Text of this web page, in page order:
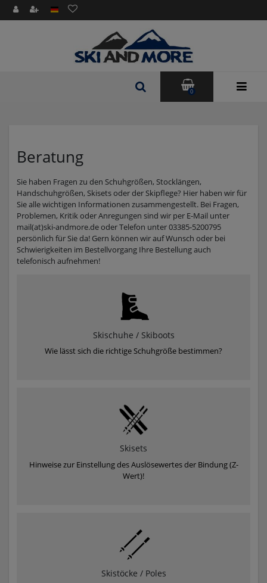
0
Beratung
Sie haben Fragen zu den Schuhgrößen, Stocklängen,
Handschuhgrößen, Skisets oder der Skipflege? Hier haben wir für
Sie alle wichtigen Informationen zusammengestellt. Bei Fragen,
Problemen, Kritik oder Anregungen sind wir per E-Mail unter
mail(at)ski-andmore.de oder Telefon unter 03385-5200795
persönlich für Sie da! Gern können wir auf Wunsch oder bei
Schwierigkeiten im Bestellvorgang Ihre Bestellung auch
telefonisch aufnehmen!
Skischuhe / Skiboots
Wie lässt sich die richtige Schuhgröße bestimmen?
Skisets
Hinweise zur Einstellung des Auslösewertes der Bindung (Z-
Wert)!
Skistöcke / Poles